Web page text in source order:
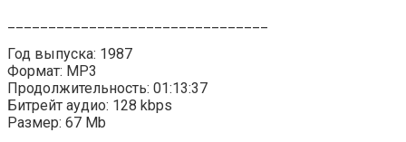
Год выпуска: 1987
Формат: MP3
Продолжительность: 01:13:37
Битрейт аудио: 128 kbps
Размер: 67 Mb